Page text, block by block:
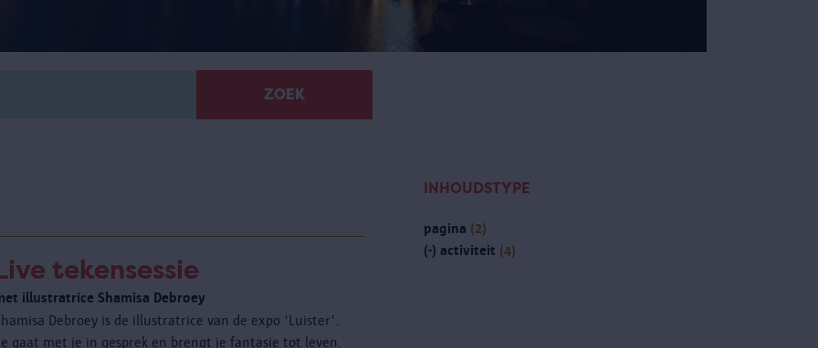
ZOEK
INHOUDSTYPE
pagina (2)
(-) activiteit (4)
tekensessie
illustratrice Shamisa Debroey
Debroey is de illustratrice van de expo 'Luister'.
gaat met je in gesprek en brengt je fantasie tot leven.